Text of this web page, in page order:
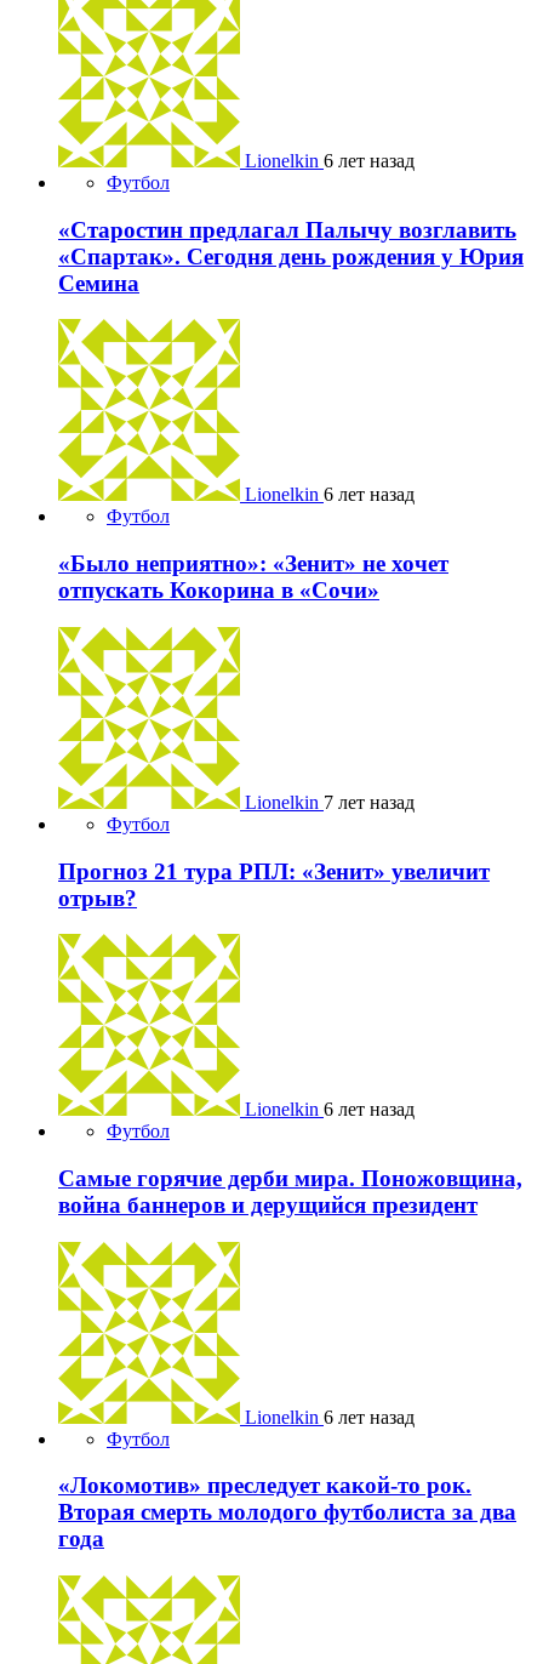
Lionelkin 6 лет назад
Футбол
«Старостин предлагал Палычу возглавить
«Спартак». Сегодня день рождения у Юрия
Семина
Lionelkin 6 лет назад
Футбол
«Было неприятно»: «Зенит» не хочет
отпускать Кокорина в «Сочи»
Lionelkin 7 лет назад
Футбол
Прогноз 21 тура РПЛ: «Зенит» увеличит
отрыв?
Lionelkin 6 лет назад
Футбол
Самые горячие дерби мира. Поножовщина,
война баннеров и дерущийся президент
Lionelkin 6 лет назад
Футбол
«Локомотив» преследует какой-то рок.
Вторая смерть молодого футболиста за два
года